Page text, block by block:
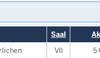
Saal
VII 5